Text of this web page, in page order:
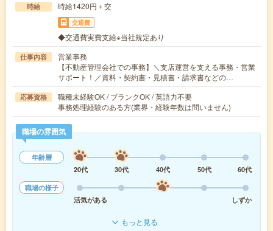
時給 時給1420円＋交
交通費
◆交通費実費支給※当社規定あり
仕事内容
営業事務
【不動産管理会社での事務】＼支店運営を支える事務・営業
サポート！／資料・契約書・見積書・請求書などの…
応募資格
職種未経験OK / ブランクOK / 英語力不要
事務処理経験のある方(業界・経験年数は問いません)
職場の雰囲気
年齢層
20代
30代 40代 50代
60代
職場の様子
活気がある
しずか
もっと見る